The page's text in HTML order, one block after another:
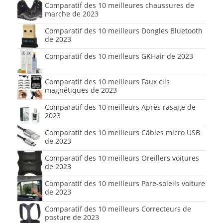
Comparatif des 10 meilleures chaussures de
marche de 2023
Comparatif des 10 meilleurs Dongles Bluetooth
de 2023
Comparatif des 10 meilleurs GKHair de 2023
Comparatif des 10 meilleurs Faux cils
magnétiques de 2023
Comparatif des 10 meilleurs Après rasage de
2023
Comparatif des 10 meilleurs Câbles micro USB
de 2023
Comparatif des 10 meilleurs Oreillers voitures
de 2023
Comparatif des 10 meilleurs Pare-soleils voiture
de 2023
Comparatif des 10 meilleurs Correcteurs de
posture de 2023